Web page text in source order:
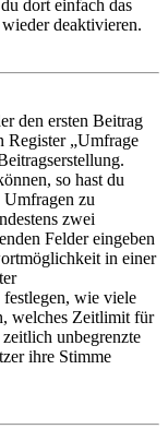
dort einfach das
deaktivieren.
den ersten Beitrag
Register „Umfrage
so hast du
zu
zwei
Felder eingeben
in einer
wie viele
welches Zeitlimit für
unbegrenzte
ihre Stimme